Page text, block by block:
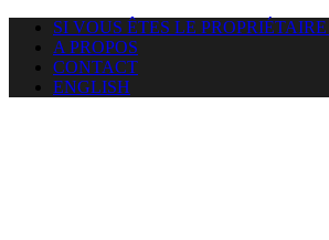
SI VOUS ÊTES LE
A PROPOS
CONTACT
ENGLISH